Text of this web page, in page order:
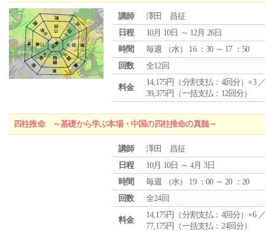
講師
澤田 昌征
日程
10月 10日 ～ 12月 26日
時間
毎週 （水） 16 ：30 ～ 17 ：50
回数
全12回
料金
14,175円（分割支払：4回分）×3
39,375円（一括支払：12回分）
四柱推命 ～基礎から学ぶ本場・中国の四柱推命の真髄～
講師
澤田 昌征
日程
10月 10日 ～ 4月 3日
時間
毎週 （水） 19 ：00 ～ 20 ：20
回数
全24回
料金
14,175円（分割支払：4回分）×6
77,175円（一括支払：24回分）